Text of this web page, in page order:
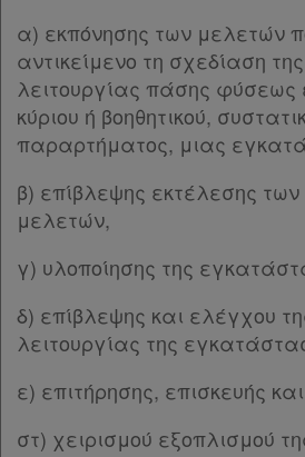
Παροχές
σε
συνδρομητές
Ενεργοί
συνδρομητές
Τα
αγαπημένα
μου
παρ.2
παρ.3
παρ.4
Άρθρο 10 [-]
παρ.1
ΚΕΦΑΛΑΙΟ Β΄ [-]
παρ.1
παρ.2
παρ.3
παρ.4
Άρθρο 11α [-]
Παρ.1
α) εκπόνησης των μελετών
αντικείμενο τη σχεδίαση
λειτουργίας πάσης φύσεως
κύριου ή βοηθητικού,
παραρτήματος, μιας
β) επίβλεψης εκτέλεσης
μελετών,
γ) υλοποίησης της
δ) επίβλεψης και ελέγχου
λειτουργίας της
ε) επιτήρησης, επισκευής
στ) χειρισμού εξοπλισμού